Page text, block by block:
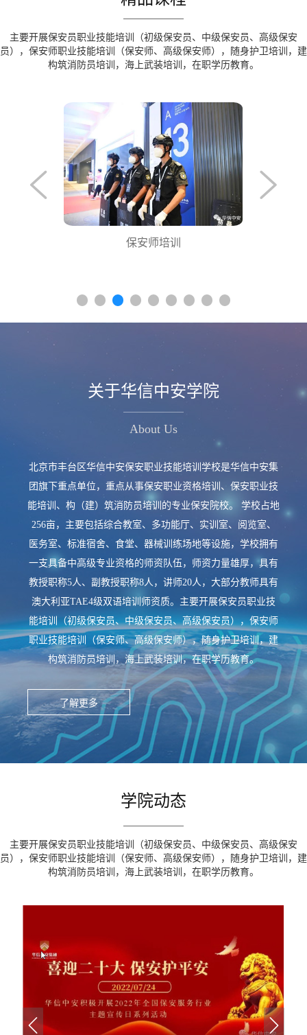
主要开展保安员职业技能培训（初级保安员、中级保安员、高级保安
员），保安师职业技能培训（保安师、高级保安师），随身护卫培训，建
构筑消防员培训，海上武装培训，在职学历教育。
保安师培训
关于华信中安学院
About Us
北京市丰台区华信中安保安职业技能培训学校是华信中安集
团旗下重点单位，重点从事保安职业资格培训、保安职业技
能培训、构（建）筑消防员培训的专业保安院校。
学校占地
256亩，主要包括综合教室、多功能厅、实训室、阅览室、
医务室、标准宿舍、食堂、器械训练场地等设施，学校拥有
一支具备中高级专业资格的师资队伍，师资力量雄厚，具有
教授职称5人、副教授职称8人，讲师20人，大部分教师具有
澳大利亚TAE4级双语培训师资质。主要开展保安员职业技
能培训（初级保安员、中级保安员、高级保安员），保安师
职业技能培训（保安师、高级保安师），随身护卫培训，建
构筑消防员培训，海上武装培训，在职学历教育。
了解更多
学院动态
主要开展保安员职业技能培训（初级保安员、中级保安员、高级保安
员），保安师职业技能培训（保安师、高级保安师），随身护卫培训，建
构筑消防员培训，海上武装培训，在职学历教育。
 